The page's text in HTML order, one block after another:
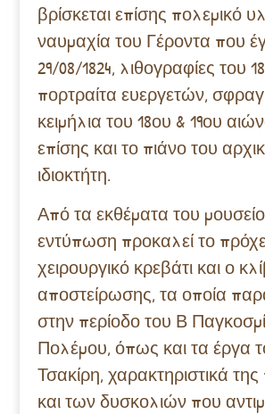
βρίσκεται επίσης πολεμικό
ναυμαχία του Γέροντα που
29/08/1824, λιθογραφίες του
πορτραίτα ευεργετών,
κειμήλια του 18ου & 19ου
επίσης και το πιάνο του
ιδιοκτήτη.
Από τα εκθέματα του
εντύπωση προκαλεί το
χειρουργικό κρεβάτι και ο
αποστείρωσης, τα οποία
στην περίοδο του Β
Πολέμου, όπως και τα έργα
Τσακίρη, χαρακτηριστικά
και των δυσκολιών που